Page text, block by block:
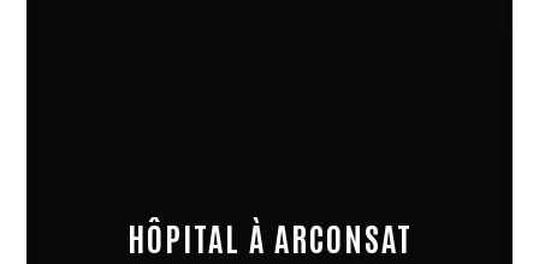
HÔPITAL À ARCONSAT